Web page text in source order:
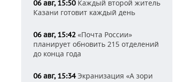
06 авг, 15:50Каждый второй житель
Казани готовит каждый день
06 авг, 15:42 «Почта России»
планирует обновить 215 отделений
до конца года
06 авг, 15:34Экранизация «А зори